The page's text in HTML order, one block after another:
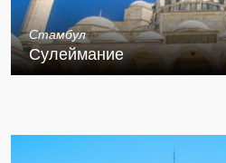
Стамбул
Сулеймание